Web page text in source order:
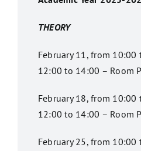
THEORY
February 11, from
12:00 to 14:00 – Room
February 18, from
12:00 to 14:00 – Room
February 25, from